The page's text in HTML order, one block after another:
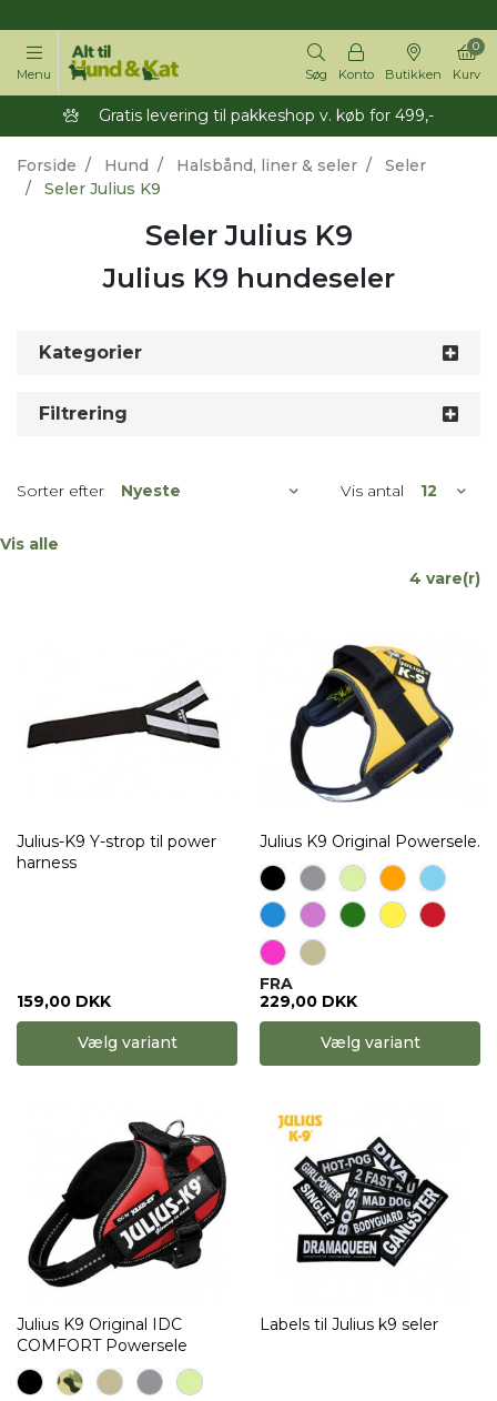
Menu Søg Konto Butikken Kurv
0
Gratis levering til pakkeshop v. køb for 499,-
Forside Hund Halsbånd, liner & seler
Seler
Seler Julius K9
Seler Julius K9
Julius K9 hundeseler
Kategorier
Filtrering
Sorter efter Vis antal
Vis alle
4 vare(r)
Julius-K9 Y-strop til power
harness
159,00 DKK
Vælg variant
Julius K9 Original Powersele.
FRA
229,00 DKK
Vælg variant
Julius K9 Original IDC
COMFORT Powersele
Labels til Julius k9 seler